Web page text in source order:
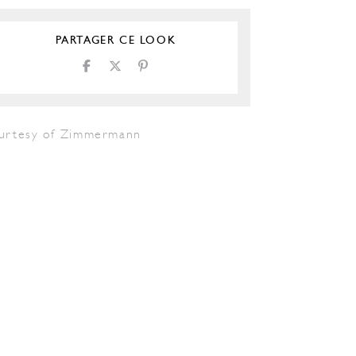
PARTAGER CE LOOK
of Zimmermann